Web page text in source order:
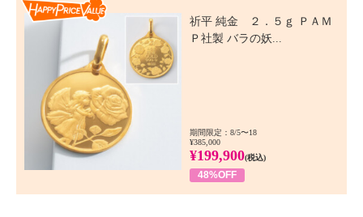
祈平 純金 ２．５ｇ ＰＡＭ
Ｐ社製 バラの妖...
期間限定：8/5〜18
¥385,000
¥199,900(税込)
48%OFF